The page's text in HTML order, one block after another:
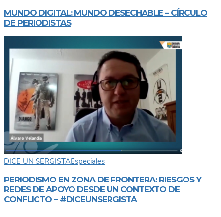
MUNDO DIGITAL: MUNDO DESECHABLE – CÍRCULO
DE PERIODISTAS
DICE UN SERGISTAEspeciales
PERIODISMO EN ZONA DE FRONTERA: RIESGOS Y
REDES DE APOYO DESDE UN CONTEXTO DE
CONFLICTO – #DICEUNSERGISTA